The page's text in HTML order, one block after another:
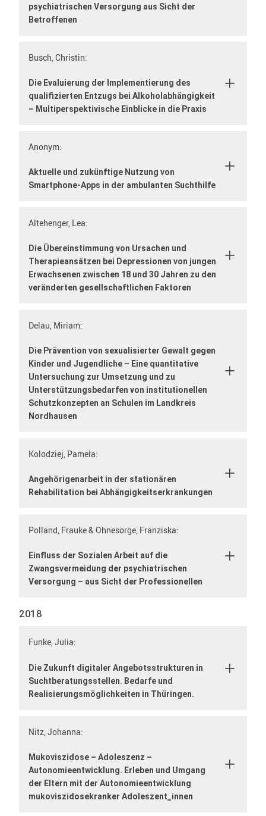
psychiatrischen Versorgung aus Sicht der
Betroffenen
Busch, Christin:
Die Evaluierung der Implementierung des
qualifizierten Entzugs bei Alkoholabhängigkeit
– Multiperspektivische Einblicke in die Praxis
Anonym:
Aktuelle und zukünftige Nutzung von
Smartphone-Apps in der ambulanten Suchthilfe
Altehenger, Lea:
Die Übereinstimmung von Ursachen und
Therapieansätzen bei Depressionen von jungen
Erwachsenen zwischen 18 und 30 Jahren zu den
veränderten gesellschaftlichen Faktoren
Delau, Miriam:
Die Prävention von sexualisierter Gewalt gegen
Kinder und Jugendliche – Eine quantitative
Untersuchung zur Umsetzung und zu
Unterstützungsbedarfen von institutionellen
Schutzkonzepten an Schulen im Landkreis
Nordhausen
Kolodziej, Pamela:
Angehörigenarbeit in der stationären
Rehabilitation bei Abhängigkeitserkrankungen
Polland, Frauke & Ohnesorge, Franziska:
Einfluss der Sozialen Arbeit auf die
Zwangsvermeidung der psychiatrischen
Versorgung – aus Sicht der Professionellen
2018
Funke, Julia:
Die Zukunft digitaler Angebotsstrukturen in
Suchtberatungsstellen. Bedarfe und
Realisierungsmöglichkeiten in Thüringen.
Nitz, Johanna:
Mukoviszidose – Adoleszenz –
Autonomieentwicklung. Erleben und Umgang
der Eltern mit der Autonomieentwicklung
mukoviszidosekranker Adoleszent_innen